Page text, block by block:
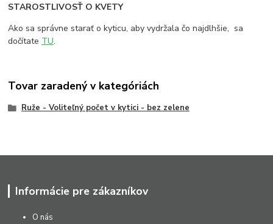
STAROSTLIVOSŤ O KVETY
Ako sa správne starať o kyticu, aby vydržala čo najdlhšie, sa
dočítate TU.
Tovar zaradený v kategóriách
Ruže - Voliteľný počet v kytici - bez zelene
Informácie pre zákazníkov
O nás